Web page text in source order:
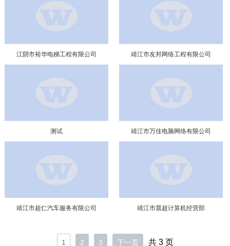
江阴市裕华电梯工程有限公司 靖江市友邦网络工程有限公司
测试 靖江市万佳电脑网络有限公司
靖江市超仁汽车服务有限公司 靖江市晨超计算机经营部
1 2 3 下一页 共 3 页